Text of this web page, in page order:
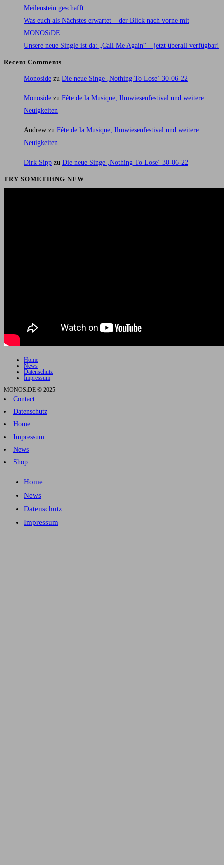
Meilenstein geschafft.
Was euch als Nächstes erwartet – der Blick nach vorne mit
MONOSiDE
Unsere neue Single ist da: „Call Me Again“ – jetzt überall verfügbar!
Recent Comments
Monoside zu Die neue Singe ‚Nothing To Lose‘ 30-06-22
Monoside zu Fête de la Musique, Ilmwiesenfestival und weitere
Neuigkeiten
Andrew zu Fête de la Musique, Ilmwiesenfestival und weitere
Neuigkeiten
Dirk Sipp zu Die neue Singe ‚Nothing To Lose‘ 30-06-22
TRY SOMETHiNG NEW
Home
News
Datenschutz
Impressum
MONOSiDE © 2025
Contact
Datenschutz
Home
Impressum
News
Shop
Home
News
Datenschutz
Impressum